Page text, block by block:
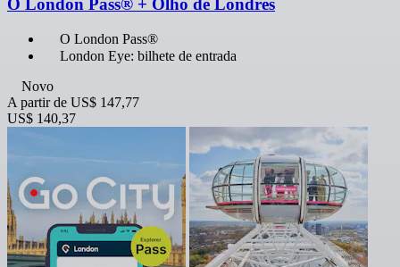
O London Pass®
London Eye: bilhete de entrada
Novo
A partir de US$ 147,77
US$ 140,37